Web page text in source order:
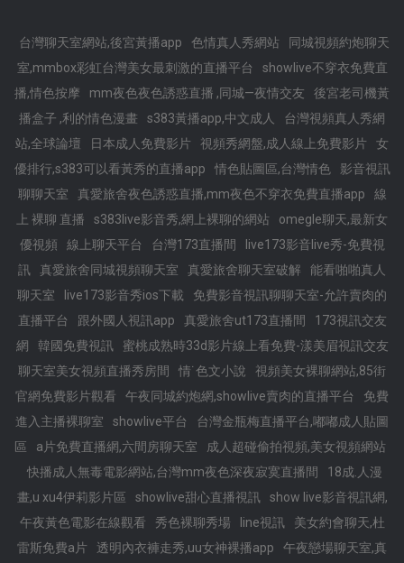
台灣聊天室網站,後宮黃播app 色情真人秀網站
同城視頻約炮聊天
室,mmbox彩虹台灣美女最刺激的直播平台
showlive不穿衣免費直
播,情色按摩
mm夜色夜色誘惑直播 ,同城—夜情交友
後宮老司機黃
播盒子 ,利的情色漫畫
s383黃播app,中文成人
台灣視頻真人秀網
站,全球論壇
日本成人免費影片 視頻秀網盤,成人線上免費影片
女
優排行,s383可以看黃秀的直播app
情色貼圖區,台灣情色
影音視訊
聊聊天室
真愛旅舍夜色誘惑直播,mm夜色不穿衣免費直播app
線
上 裸聊 直播
s383live影音秀,網上裸聊的網站
omegle聊天,最新女
優視頻
線上聊天平台 台灣173直播間
live173影音live秀-免費視
訊
真愛旅舍同城視頻聊天室 真愛旅舍聊天室破解
能看啪啪真人
聊天室
live173影音秀ios下載
免費影音視訊聊聊天室-允許賣肉的
直播平台
跟外國人視訊app 真愛旅舍ut173直播間
173視訊交友
網
韓國免費視訊
蜜桃成熟時33d影片線上看免費-漾美眉視訊交友
聊天室美女視頻直播秀房間
情˙色文小說
視頻美女裸聊網站,85街
官網免費影片觀看
午夜同城約炮網,showlive賣肉的直播平台
免費
進入主播裸聊室
showlive平台
台灣金瓶梅直播平台,嘟嘟成人貼圖
區
a片免費直播網,六間房聊天室
成人超碰偷拍視頻,美女視頻網站
快播成人無毒電影網站,台灣mm夜色深夜寂寞直播間
18成.人漫
畫,u xu4伊莉影片區
showlive甜心直播視訊
show live影音視訊網,
午夜黃色電影在線觀看
秀色裸聊秀場 line視訊
美女約會聊天,杜
雷斯免費a片
透明內衣褲走秀,uu女神裸播app 午夜戀場聊天室,真